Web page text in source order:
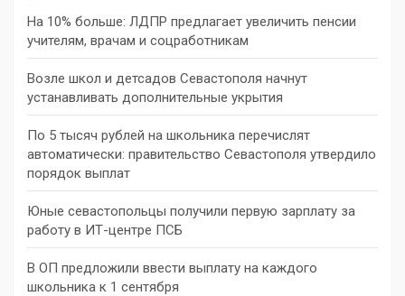
На 10% больше: ЛДПР предлагает увеличить пенсии
учителям, врачам и соцработникам
Возле школ и детсадов Севастополя начнут
устанавливать дополнительные укрытия
По 5 тысяч рублей на школьника перечислят
автоматически: правительство Севастополя утвердило
порядок выплат
Юные севастопольцы получили первую зарплату за
работу в ИТ-центре ПСБ
В ОП предложили ввести выплату на каждого
школьника к 1 сентября